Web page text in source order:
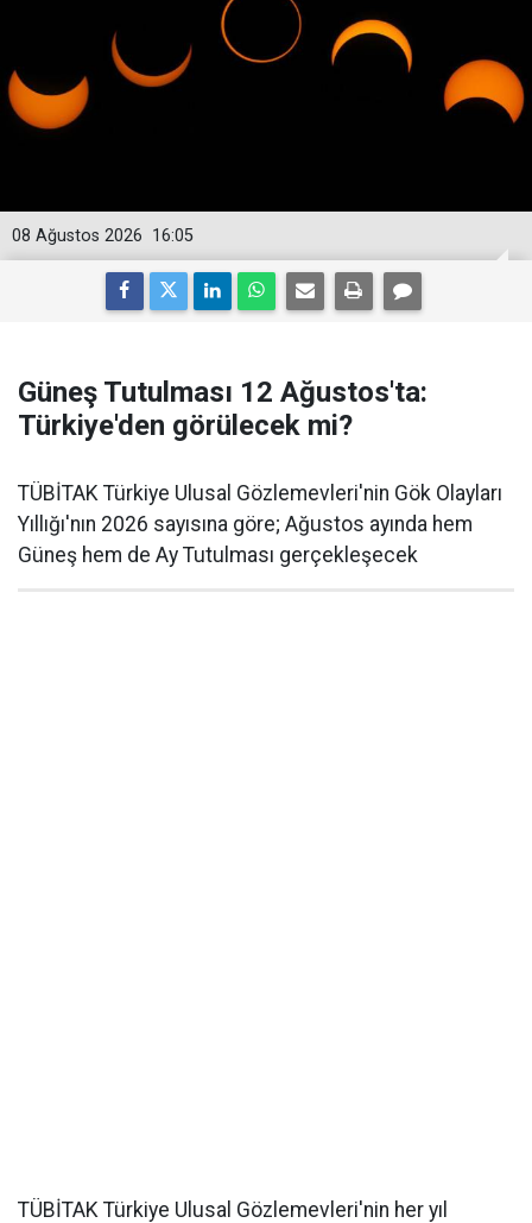
16:05
08 Ağustos 2026
Güneş Tutulması 12 Ağustos'ta:
Türkiye'den görülecek mi?
TÜBİTAK Türkiye Ulusal Gözlemevleri'nin Gök Olayları
Yıllığı'nın 2026 sayısına göre; Ağustos ayında hem
Güneş hem de Ay Tutulması gerçekleşecek
TÜBİTAK Türkiye Ulusal Gözlemevleri'nin her yıl